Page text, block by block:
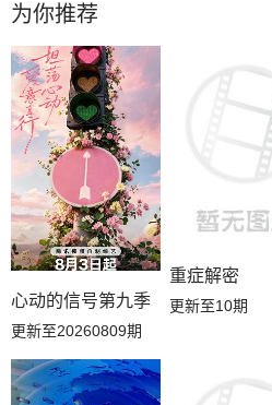
第04集
第01集
为你推荐
心动的信号第九季
更新至20260809期
重症解密
更新至10期